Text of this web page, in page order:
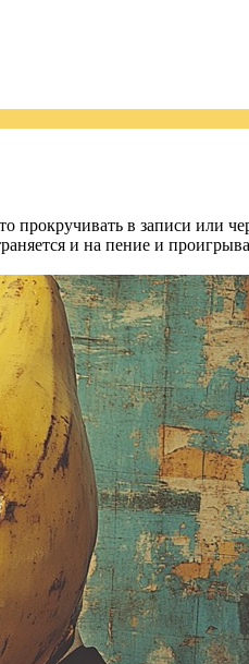
прокручивать в записи или
и на пение и